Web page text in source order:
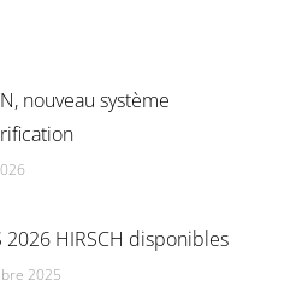
nouveau système
2026 HIRSCH disponibles
2025